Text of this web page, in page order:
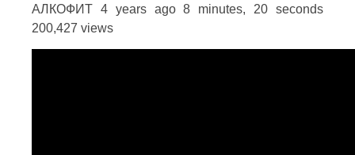
АЛКОФИТ 4 years ago 8 minutes, 20 seconds
200,427 views